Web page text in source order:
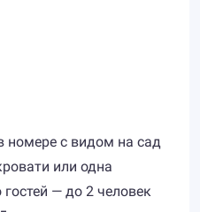
номере с видом на сад
или одна
— до 2 человек